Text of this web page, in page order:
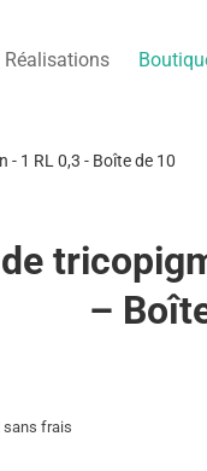
Réalisations
1 RL 0,3 - Boîte de 10
–
sans frais